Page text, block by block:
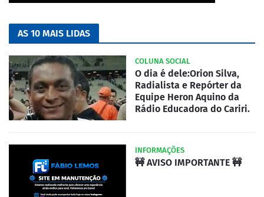
AS 10 MAIS LIDAS
COLUNA SOCIAL
O dia é dele:Orion Silva,
Radialista e Repórter da
Equipe Heron Aquino da
Rádio Educadora do Cariri.
INFORMAÇÕES
🚧 AVISO IMPORTANTE 🚧